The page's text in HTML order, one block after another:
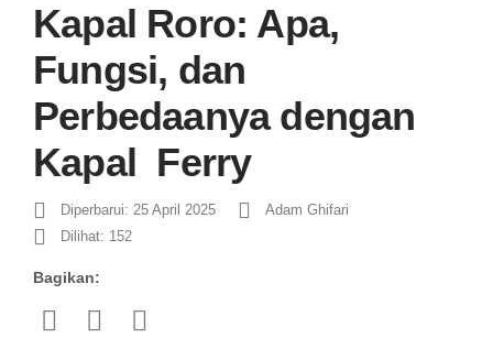
Kapal Roro: Apa,
Fungsi, dan
Perbedaanya dengan
Kapal Ferry
Diperbarui: 25 April 2025
Adam Ghifari
Dilihat: 152
Bagikan: